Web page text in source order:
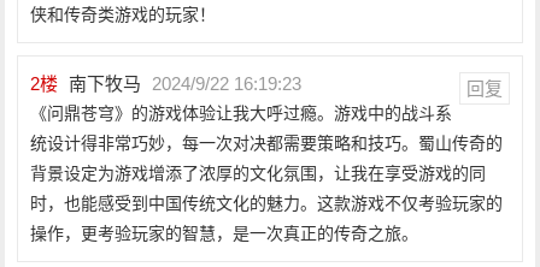
侠和传奇类游戏的玩家！
2楼 南下牧马 2024/9/22 16:19:23 回复
《问鼎苍穹》的游戏体验让我大呼过瘾。游戏中的战斗系
统设计得非常巧妙，每一次对决都需要策略和技巧。蜀山传奇的
背景设定为游戏增添了浓厚的文化氛围，让我在享受游戏的同
时，也能感受到中国传统文化的魅力。这款游戏不仅考验玩家的
操作，更考验玩家的智慧，是一次真正的传奇之旅。